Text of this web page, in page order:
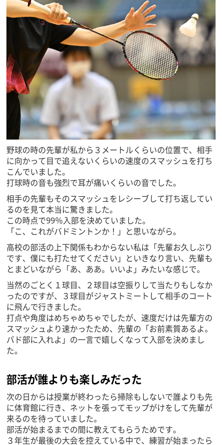
野球の時の先輩が私から３メートルくらいの位置で、相手
に向かって目で追えないくらいの速度のスマッシュを打ち
こんでいました。
打球時の音も強烈で耳が痛いくらいの音でした。
相手の先輩もそのスマッシュをレシーブして打ち返してい
るのを見て本当に驚きました。
この時点で99％入部を決めていました。
「こ、これがバドミントンか！」と思いながら。
高校の部活の上下関係もわからない私は「先輩お久しぶり
です、僕にも打たせてください」といきなり言い、先輩も
とまどいながら「あ、ああ。いいよ」みたいな感じで。
当然のごとく１球目、２球目は空振りして当たりもしなか
ったのですが、３球目がジャストミートして相手のコート
に飛んで行きました。
打点や角度はめちゃめちゃでしたが、速度だけは先輩方の
スマッシュより速かったため、先輩の「お前素質あるよ。
バド部に入れよ」の一言で嬉しくなって入部を決めまし
た。
部活が誰よりも楽しみだった
次の日からは授業が終わったら掃除もしないで誰よりも先
に体育館に行き、ネットを張ってモップがけをして先輩が
来るのを待っていました。
部活が始まるまでの間に教えてもらうためです。
３年生が最後の大会を控えている中で、練習が始まったら